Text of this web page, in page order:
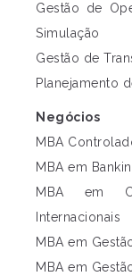
Gestão de
Simulação
Gestão de
Planejamento
Negócios
MBA
MBA em
MBA em
Internacionais
MBA em
MBA em